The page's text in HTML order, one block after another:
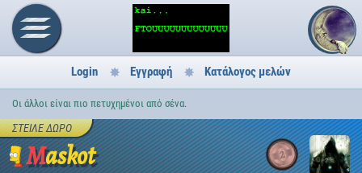
Login Εγγραφή Κατάλογος μελών
Οι άλλοι είναι πιο πετυχημένοι από σένα.
Maskot 2
ΣΤΕΊΛΕ ΔΏΡΟ